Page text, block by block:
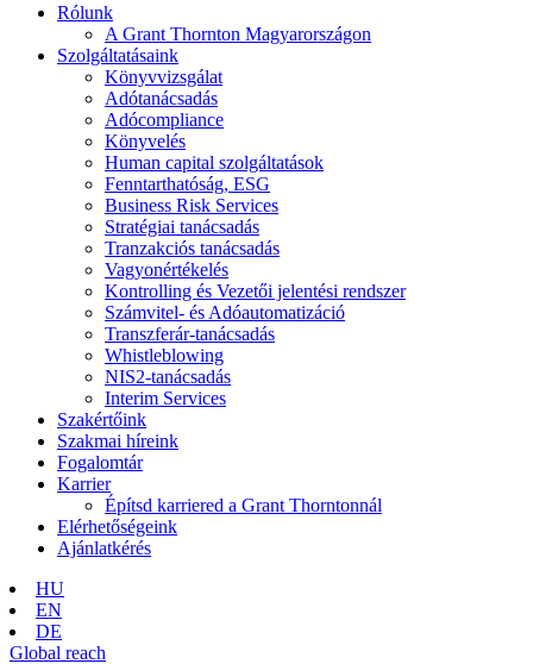
Rólunk
A Grant Thornton Magyarországon
Szolgáltatásaink
Könyvvizsgálat
Adótanácsadás
Adócompliance
Könyvelés
Human capital szolgáltatások
Fenntarthatóság, ESG
Business Risk Services
Stratégiai tanácsadás
Tranzakciós tanácsadás
Vagyonértékelés
Kontrolling és Vezetői jelentési rendszer
Számvitel- és Adóautomatizáció
Transzferár-tanácsadás
Whistleblowing
NIS2-tanácsadás
Interim Services
Szakértőink
Szakmai híreink
Fogalomtár
Karrier
Építsd karriered a Grant Thorntonnál
Elérhetőségeink
Ajánlatkérés
HU
EN
DE
Global reach